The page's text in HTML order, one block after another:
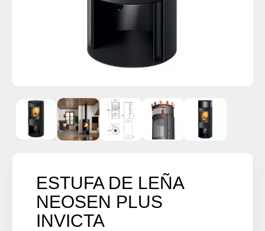
ESTUFA DE LEÑA
NEOSEN PLUS
INVICTA